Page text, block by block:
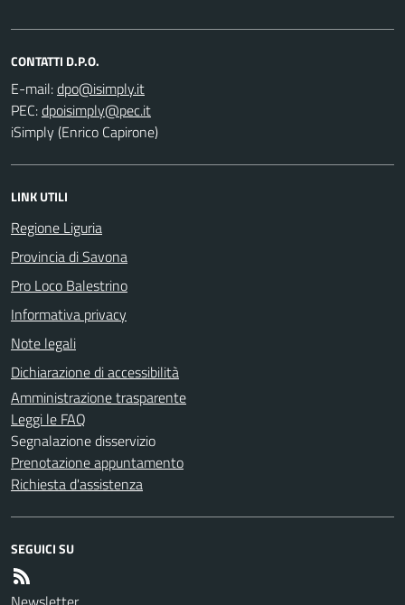
CONTATTI D.P.O.
E-mail:
PEC:
iSimply (Enrico Capirone)
LINK UTILI
Regione Liguria
Provincia di Savona
Pro Loco Balestrino
Informativa privacy
Note legali
Dichiarazione di accessibilità
Amministrazione trasparente
Leggi le FAQ
Segnalazione disservizio
Prenotazione appuntamento
Richiesta d'assistenza
SEGUICI SU